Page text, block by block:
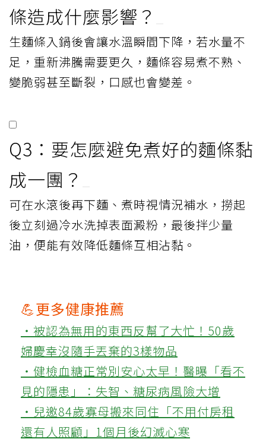
條造成什麼影響？
生麵條入鍋後會讓水溫瞬間下降，若水量不
足，重新沸騰需要更久，麵條容易煮不熟、
變脆弱甚至斷裂，口感也會變差。
Q3：要怎麼避免煮好的麵條黏
成一團？
可在水滾後再下麵、煮時視情況補水，撈起
後立刻過冷水洗掉表面澱粉，最後拌少量
油，便能有效降低麵條互相沾黏。
💪更多健康推薦
‧被認為無用的東西反幫了大忙！50歲
婦慶幸沒隨手丟棄的3樣物品
‧健檢血糖正常別安心太早！醫曝「看不
見的隱患」：失智、糖尿病風險大增
‧兒邀84歲寡母搬來同住「不用付房租
還有人照顧」1個月後幻滅心寒